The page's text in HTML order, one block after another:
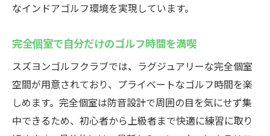
なインドアゴルフ環境を実現しています。
完全個室で自分だけのゴルフ時間を満喫
スズヨンゴルフクラブでは、ラグジュアリーな完全個室
空間が用意されており、プライベートなゴルフ時間を楽
しめます。完全個室は防音設計で周囲の目を気にせず集
中できるため、初心者から上級者まで快適に練習に取り